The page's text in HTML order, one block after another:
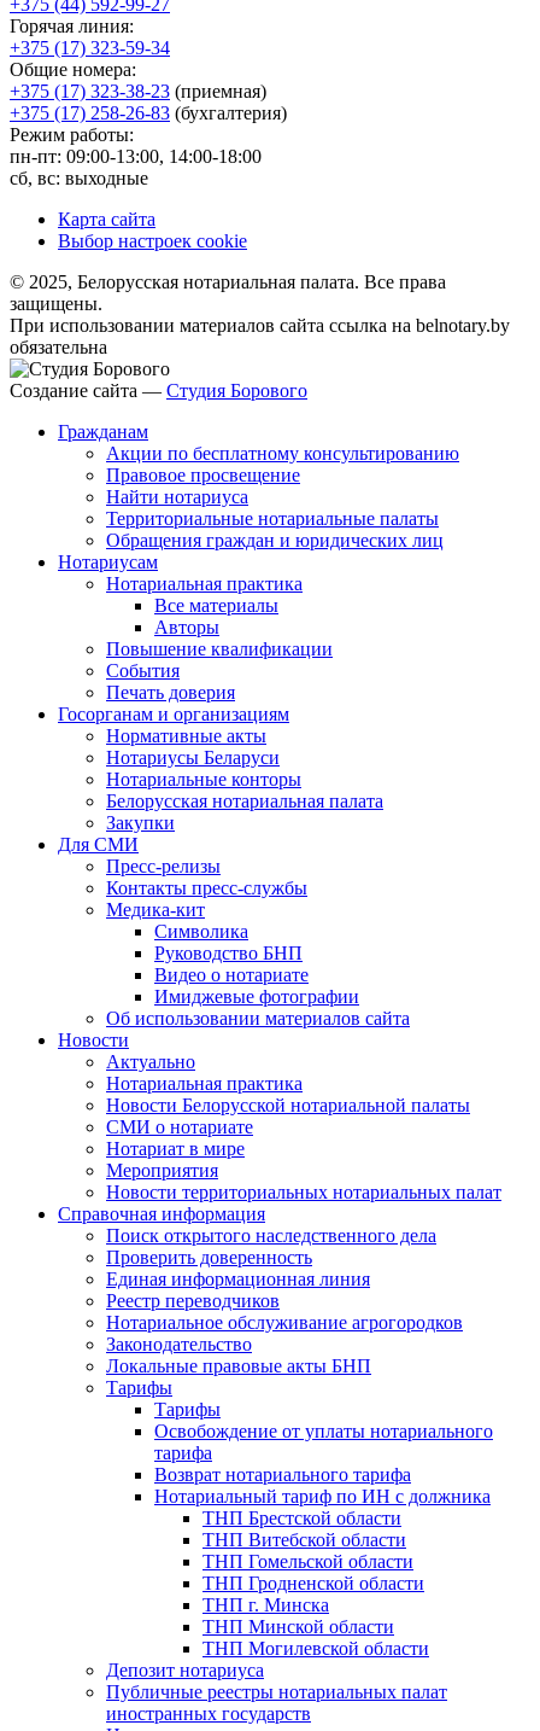
+375 (44) 592-99-27
Горячая линия:
+375 (17) 323-59-34
Общие номера:
+375 (17) 323-38-23 (приемная)
+375 (17) 258-26-83 (бухгалтерия)
Режим работы:
пн-пт: 09:00-13:00, 14:00-18:00
сб, вс: выходные
Карта сайта
Выбор настроек cookie
© 2025, Белорусская нотариальная палата. Все права
защищены.
При использовании материалов сайта ссылка на belnotary.by
обязательна
Создание сайта — Студия Борового
Гражданам
Акции по бесплатному консультированию
Правовое просвещение
Найти нотариуса
Территориальные нотариальные палаты
Обращения граждан и юридических лиц
Нотариусам
Нотариальная практика
Все материалы
Авторы
Повышение квалификации
События
Печать доверия
Госорганам и организациям
Нормативные акты
Нотариусы Беларуси
Нотариальные конторы
Белорусская нотариальная палата
Закупки
Для СМИ
Пресс-релизы
Контакты пресс-службы
Медика-кит
Символика
Руководство БНП
Видео о нотариате
Имиджевые фотографии
Об использовании материалов сайта
Новости
Актуально
Нотариальная практика
Новости Белорусской нотариальной палаты
СМИ о нотариате
Нотариат в мире
Мероприятия
Новости территориальных нотариальных палат
Справочная информация
Поиск открытого наследственного дела
Проверить доверенность
Единая информационная линия
Реестр переводчиков
Нотариальное обслуживание агрогородков
Законодательство
Локальные правовые акты БНП
Тарифы
Тарифы
Освобождение от уплаты нотариального
тарифа
Возврат нотариального тарифа
Нотариальный тариф по ИН с должника
ТНП Брестской области
ТНП Витебской области
ТНП Гомельской области
ТНП Гродненской области
ТНП г. Минска
ТНП Минской области
ТНП Могилевской области
Депозит нотариуса
Публичные реестры нотариальных палат
иностранных государств